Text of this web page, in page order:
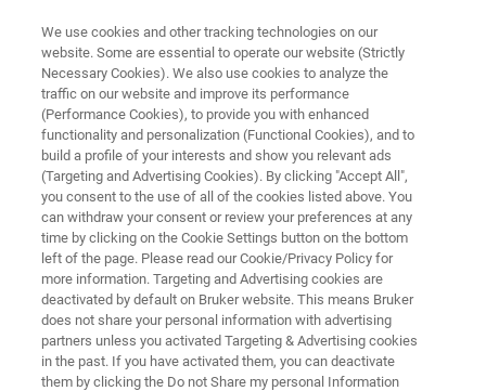
应用文档 - 磁共振
新型聚酰胺聚合物的热稳定性评
估
“对于在CaCl2-NaCl溶剂中制备的样品，除
AN132-VHM外的所有聚合物在90天老化后都会
出现粘度降低，这是因为阳离子具有很强的电
荷筛选能力，并会与聚合物上的负位结合。”
We use cookies and other tracking technologies on our
website. Some are essential to operate our website (Strictly
Necessary Cookies). We also use cookies to analyze the
traffic on our website and improve its performance
(Performance Cookies), to provide you with enhanced
functionality and personalization (Functional Cookies), and to
build a profile of your interests and show you relevant ads
(Targeting and Advertising Cookies). By clicking "Accept All",
you consent to the use of all of the cookies listed above. You
can withdraw your consent or review your preferences at any
time by clicking on the Cookie Settings button on the bottom
left of the page. Please read our Cookie/Privacy Policy for
more information. Targeting and Advertising cookies are
deactivated by default on Bruker website. This means Bruker
does not share your personal information with advertising
partners unless you activated Targeting & Advertising cookies
in the past. If you have activated them, you can deactivate
them by clicking the Do not Share my personal Information